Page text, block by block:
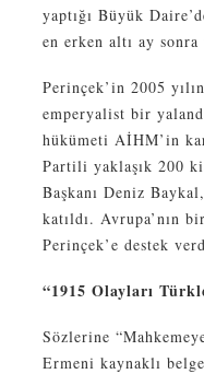
yaptığı Büyük
en erken altı ay
Perinçek’in 2005
emperyalist bir
hükümeti AİHM’in
Partili yaklaşık 200
Başkanı Deniz
katıldı. Avrupa’nın
Perinçek’e destek
“1915 Olayları
Sözlerine
Ermeni kaynaklı